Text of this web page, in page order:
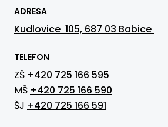
ADRESA
Kudlovice 105, 687 03 Babice
TELEFON
ZŠ +420 725 166 595
MŠ +420 725 166 590
ŠJ +420 725 166 591